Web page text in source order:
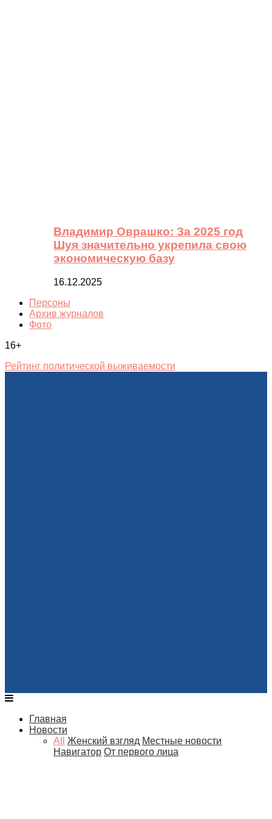
Владимир Оврашко: За 2025 год
Шуя значительно укрепила свою
экономическую базу
16.12.2025
Персоны
Архив журналов
Фото
16+
Рейтинг политической выживаемости
Главная
Новости
All
Женский взгляд Местные новости
Навигатор От первого лица